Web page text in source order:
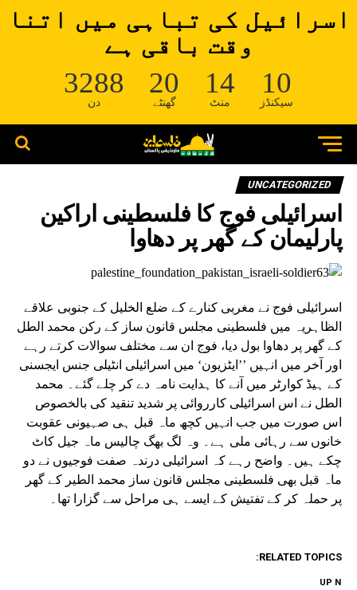
اسرائیل کی تباہی میں اتنا
وقت باقی ہے
3288
دن
20
گھنٹے
14
منٹ
10
سیکنڈز
UNCATEGORIZED
اسرائیلی فوج کا فلسطینی اراکین
پارلیمان کے گھر پر دھاوا
اسرائیلی فوج نے مغربی کنارے کے ضلع الخلیل کے جنوبی علاقے
الظاہریہ میں فلسطینی مجلس قانون ساز کے رکن محمد الطل
کے گھر پر دھاوا بول دیا، فوج ان سے مختلف سوالات کرتے رہے
اور آخر میں انہیں ’’ایٹزیون‘ میں اسرائیلی انٹیلی جنس ایجسنی
کے ہیڈ کوارٹر میں آنے کا ہدایت نامہ دے کر چلے گئے۔ محمد
الطل نے اس اسرائیلی کارروائی پر شدید تنقید کی بالخصوص
اس صورت میں جب انہیں کچھ ماہ قبل ہی صہیونی عقوبت
خانوں سے رہائی ملی ہے۔ وہ لگ بھگ چالیس ماہ جیل کاٹ
چکے ہیں۔ واضح رہے کہ اسرائیلی درندہ صفت فوجیوں نے دو
ماہ قبل بھی فلسطینی مجلس قانون ساز محمد الطیر کے گھر
پر حملہ کر کے تفتیش کے ایسے ہی مراحل سے گزارا تھا۔
RELATED TOPICS:
UP